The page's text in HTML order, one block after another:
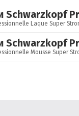
Schwarzkopf
Laque Super
Schwarzkopf
Mousse Super